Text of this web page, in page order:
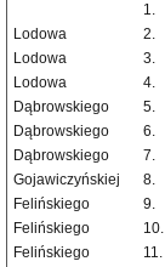
1.
Lodowa
2.
Lodowa
3.
Lodowa
4.
Dąbrowskiego
5.
Dąbrowskiego
6.
Dąbrowskiego
7.
Gojawiczyńskiej
8.
Felińskiego
9.
Felińskiego
10.
Felińskiego
11.